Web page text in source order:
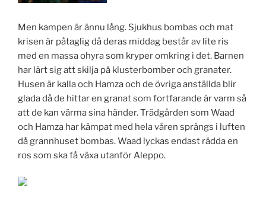
Men kampen är ännu lång. Sjukhus bombas och mat
krisen är påtaglig då deras middag består av lite ris
med en massa ohyra som kryper omkring i det. Barnen
har lärt sig att skilja på klusterbomber och granater.
Husen är kalla och Hamza och de övriga anställda blir
glada då de hittar en granat som fortfarande är varm så
att de kan värma sina händer. Trädgården som Waad
och Hamza har kämpat med hela våren sprängs i luften
då grannhuset bombas. Waad lyckas endast rädda en
ros som ska få växa utanför Aleppo.